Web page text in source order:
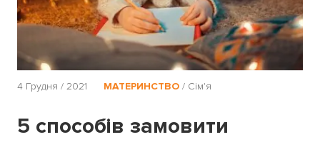
4 Грудня / 2021 МАТЕРИНСТВО / Сім'я
5 способів замовити